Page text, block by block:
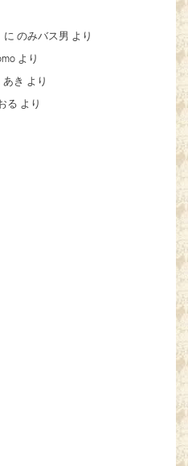
に のみバス男 より
より
あき より
る より